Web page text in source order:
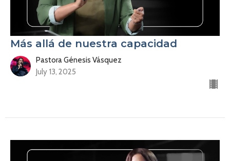
Más allá de nuestra capacidad
Pastora Génesis Vásquez
July 13, 2025